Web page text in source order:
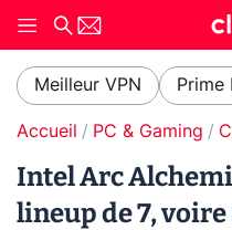
Meilleur VPN Prime
Accueil PC & Gaming
Intel Arc
lineup de 7, voire